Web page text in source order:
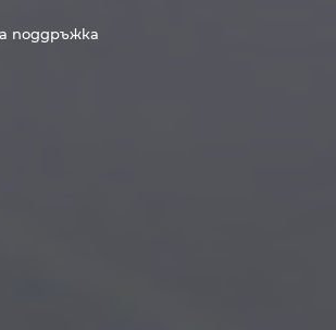
поддръжка